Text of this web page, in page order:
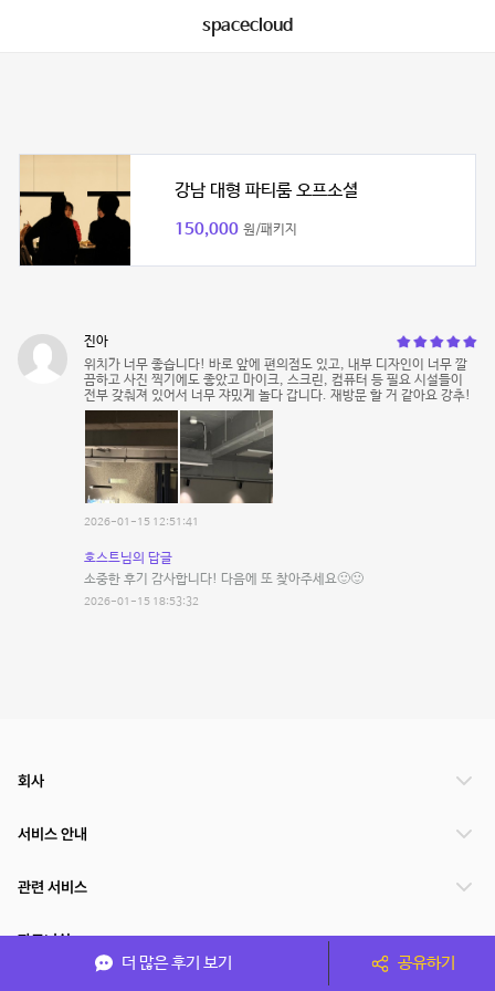
spacecloud
강남 대형 파티룸 오프소셜
150,000 원/패키지
진아
위치가 너무 좋습니다! 바로 앞에 편의점도 있고, 내부 디자인이 너무 깔
끔하고 사진 찍기에도 좋았고 마이크, 스크린, 컴퓨터 등 필요 시설들이
전부 갖춰져 있어서 너무 쟈밌게 놀다 갑니다. 재방문 할 거 같아요 강추!
2026-01-15 12:51:41
호스트님의 답글
소중한 후기 감사합니다! 다음에 또 찾아주세요🙂🙂
2026-01-15 18:53:32
더 많은 후기 보기 공유하기
회사
서비스 안내
관련 서비스
파트너쉽